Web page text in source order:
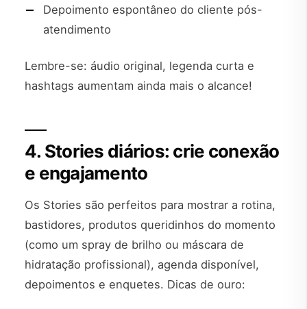
Depoimento espontâneo do cliente pós-
atendimento
Lembre-se: áudio original, legenda curta e
hashtags aumentam ainda mais o alcance!
4. Stories diários: crie conexão
e engajamento
Os Stories são perfeitos para mostrar a rotina,
bastidores, produtos queridinhos do momento
(como um spray de brilho ou máscara de
hidratação profissional), agenda disponível,
depoimentos e enquetes. Dicas de ouro: